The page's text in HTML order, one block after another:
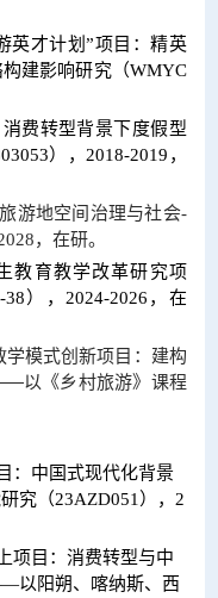
英才计划”项目：精英
建影响研究（WMYC
费转型背景下度假型
），2018-2019，
游地空间治理与社会-
，在研。
教育教学改革研究项
），2024-2026，在
学模式创新项目：建构
以《乡村旅游》课程
：中国式现代化背景
究（23AZD051），2
项目：消费转型与中
以阳朔、喀纳斯、西